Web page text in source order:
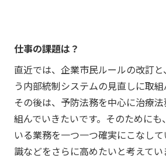
仕事の課題は？
直近では、企業市民ルールの改訂
う内部統制システムの見直しに取組
その後は、予防法務を中心に治療
組んでいきたいです。そのために
いる業務を一つ一つ確実にこなし
識などをさらに高めたいと考えてい